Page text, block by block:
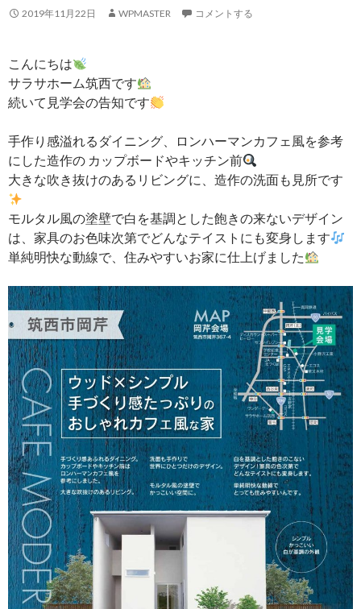
2019年11月22日 WPMASTER コメントする
こんにちは
サラサホーム筑西です
続いて見学会の告知です
手作り感溢れるダイニング、ロンハーマンカフェ風を参考
にした造作の カップボードやキッチン前
大きな吹き抜けのあるリビングに、造作の洗面も見所です
モルタル風の塗壁で白を基調とした飽きの来ないデザイン
は、家具のお色味次第でどんなテイストにも変身します
単純明快な動線で、住みやすいお家に仕上げました